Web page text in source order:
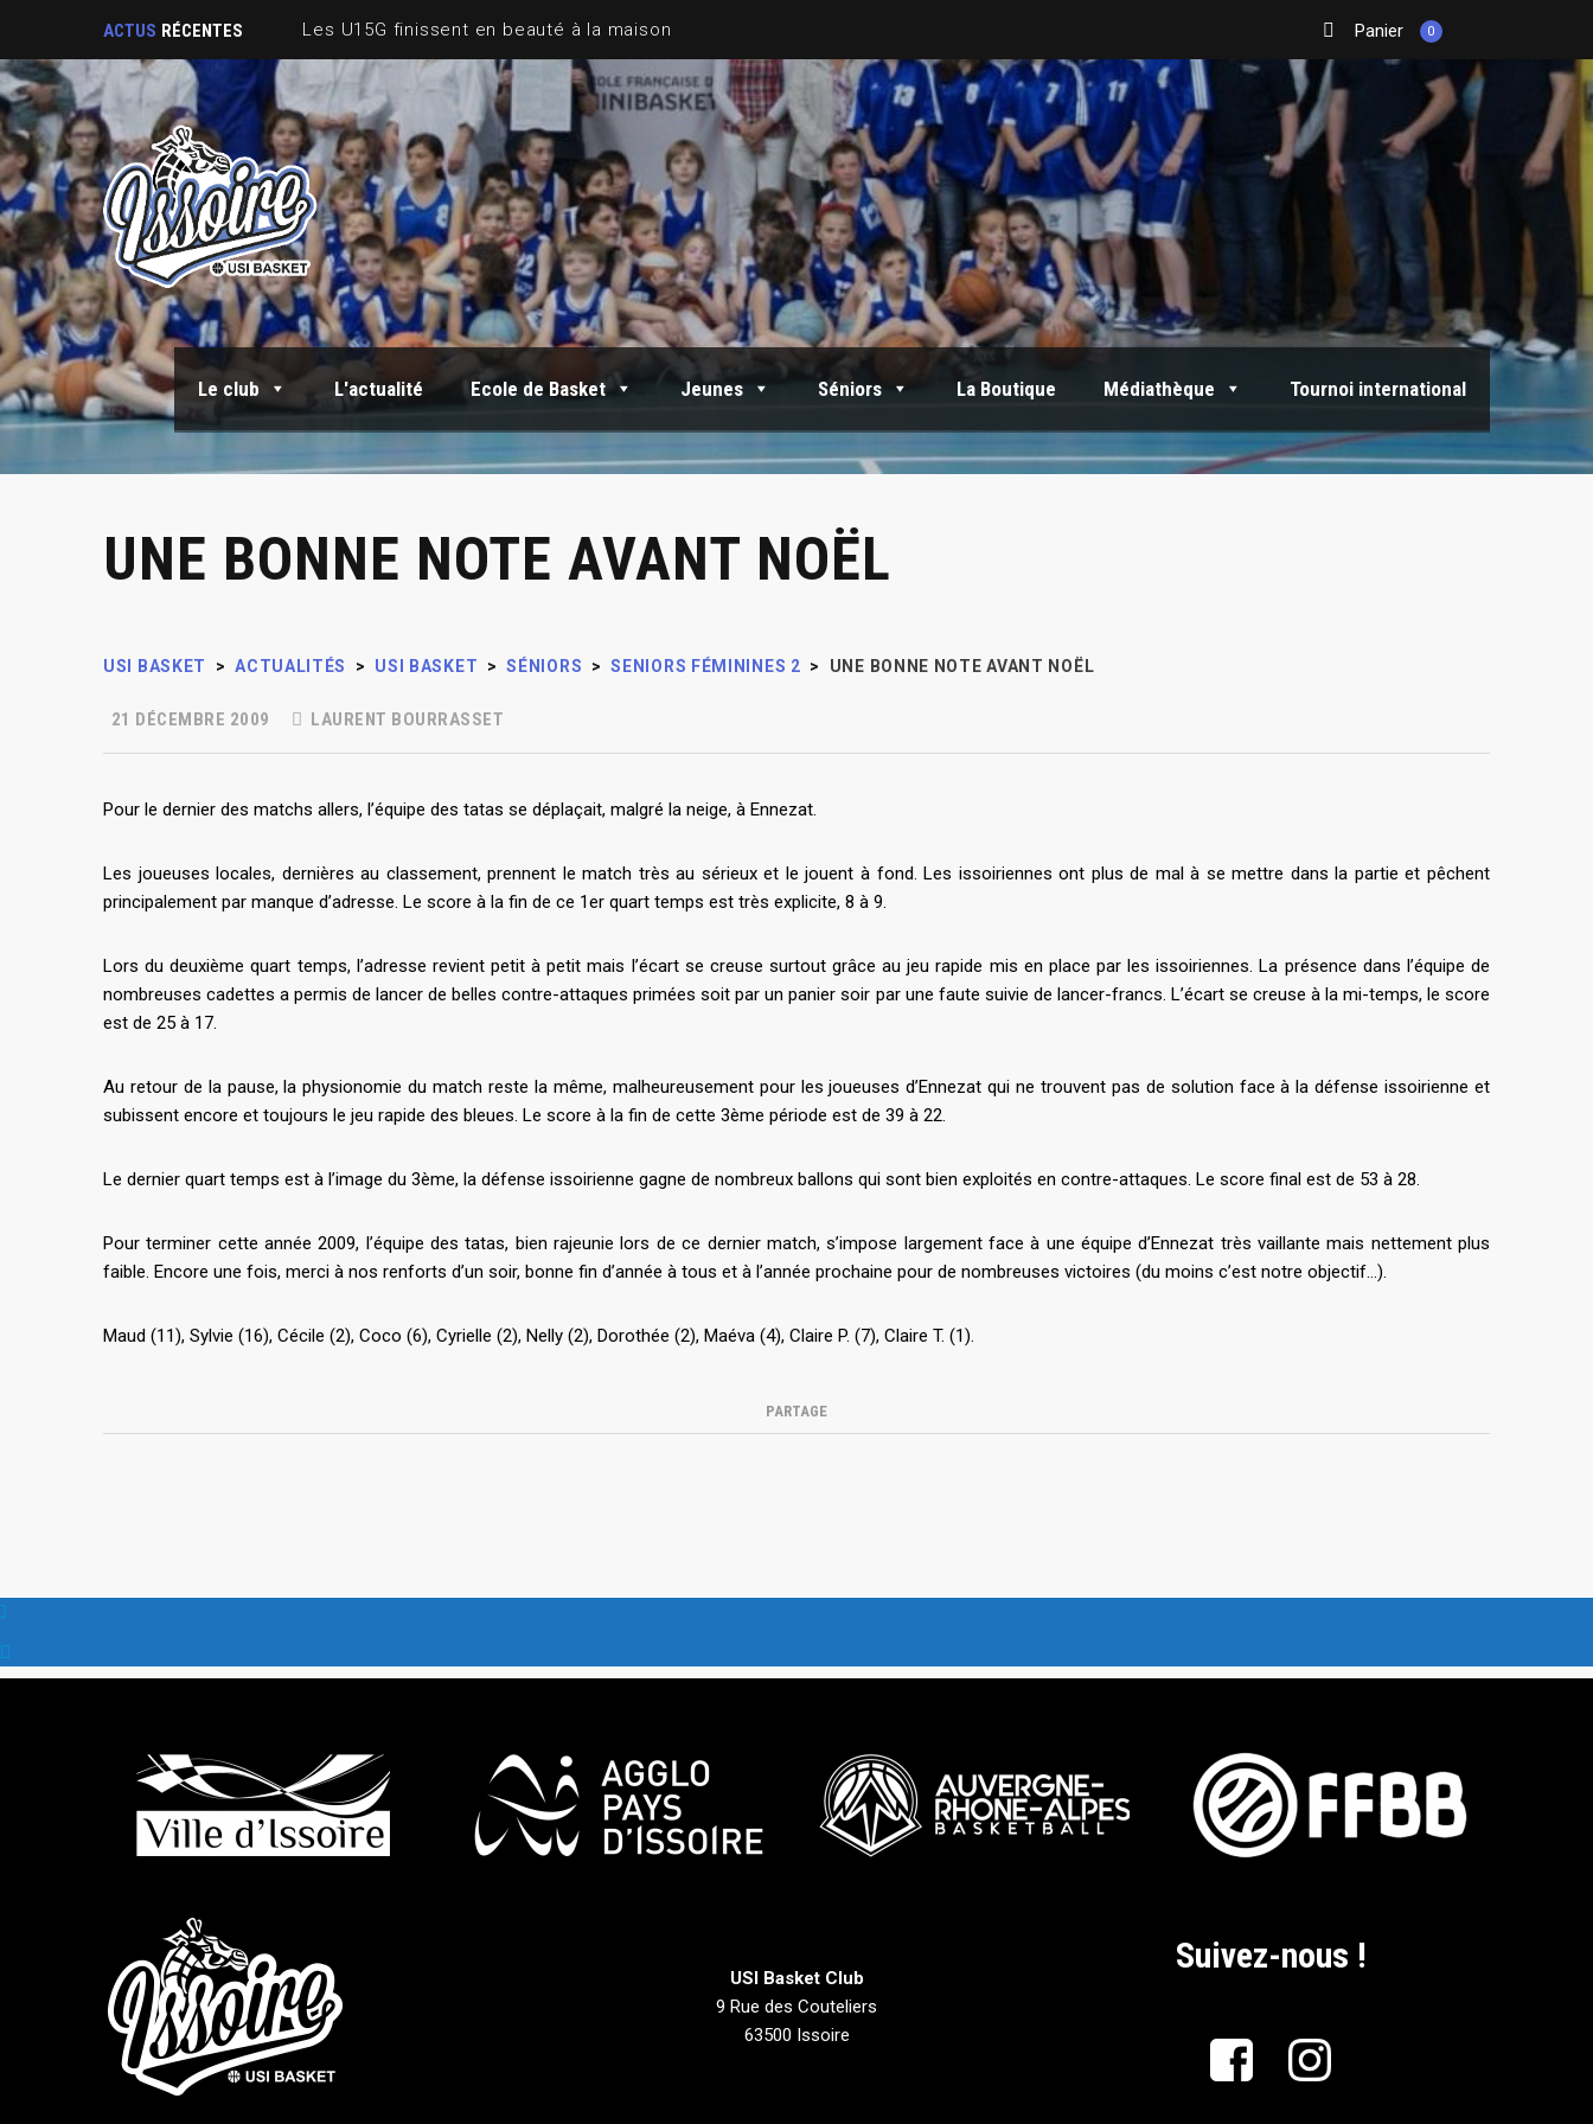
ACTUS RÉCENTES Panier 0
Le club L'actualité Ecole de Basket Jeunes Séniors La Boutique Médiathèque Tournoi international
UNE BONNE NOTE AVANT NOËL
USI BASKET > ACTUALITÉS > USI BASKET > SÉNIORS > SENIORS FÉMININES 2 > UNE BONNE NOTE AVANT NOËL
21 DÉCEMBRE 2009 LAURENT BOURRASSET
Pour le dernier des matchs allers, l’équipe des tatas se déplaçait, malgré la neige, à Ennezat.
Les joueuses locales, dernières au classement, prennent le match très au sérieux et le jouent à fond. Les issoiriennes ont plus de mal à se mettre dans la partie et pêchent
principalement par manque d’adresse. Le score à la fin de ce 1er quart temps est très explicite, 8 à 9.
Lors du deuxième quart temps, l’adresse revient petit à petit mais l’écart se creuse surtout grâce au jeu rapide mis en place par les issoiriennes. La présence dans l’équipe de
nombreuses cadettes a permis de lancer de belles contre-attaques primées soit par un panier soir par une faute suivie de lancer-francs. L’écart se creuse à la mi-temps, le score
est de 25 à 17.
Au retour de la pause, la physionomie du match reste la même, malheureusement pour les joueuses d’Ennezat qui ne trouvent pas de solution face à la défense issoirienne et
subissent encore et toujours le jeu rapide des bleues. Le score à la fin de cette 3ème période est de 39 à 22.
Le dernier quart temps est à l’image du 3ème, la défense issoirienne gagne de nombreux ballons qui sont bien exploités en contre-attaques. Le score final est de 53 à 28.
Pour terminer cette année 2009, l’équipe des tatas, bien rajeunie lors de ce dernier match, s’impose largement face à une équipe d’Ennezat très vaillante mais nettement plus
faible. Encore une fois, merci à nos renforts d’un soir, bonne fin d’année à tous et à l’année prochaine pour de nombreuses victoires (du moins c’est notre objectif…).
Maud (11), Sylvie (16), Cécile (2), Coco (6), Cyrielle (2), Nelly (2), Dorothée (2), Maéva (4), Claire P. (7), Claire T. (1).
PARTAGE
USI Basket Club
9 Rue des Couteliers
63500 Issoire
Suivez-nous !